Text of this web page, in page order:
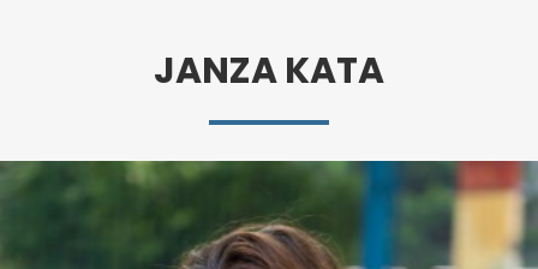
JANZA KATA